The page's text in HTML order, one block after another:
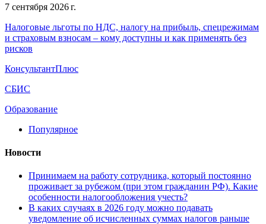
7 сентября 2026 г.
Налоговые льготы по НДС, налогу на прибыль, спецрежимам
и страховым взносам – кому доступны и как применять без
рисков
КонсультантПлюс
СБИС
Образование
Популярное
Новости
Принимаем на работу сотрудника, который постоянно
проживает за рубежом (при этом гражданин РФ). Какие
особенности налогообложения учесть?
В каких случаях в 2026 году можно подавать
уведомление об исчисленных суммах налогов раньше